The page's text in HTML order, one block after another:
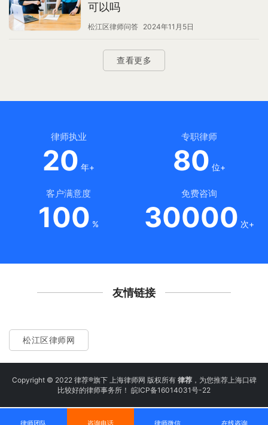
可以吗
松江区律师问答 2024年11月5日
查看更多
律师执业
20 年+
专职律师
80 位+
客户满意度
100 %
免费咨询
30000 次+
友情链接
松江区律师网
Copyright © 2022 律荐®旗下 上海律师网 版权所有 律荐，为您推荐上海口碑
比较好的律师事务所！ 皖ICP备16014031号-22
律师团队 咨询电话 律师微信 在线咨询